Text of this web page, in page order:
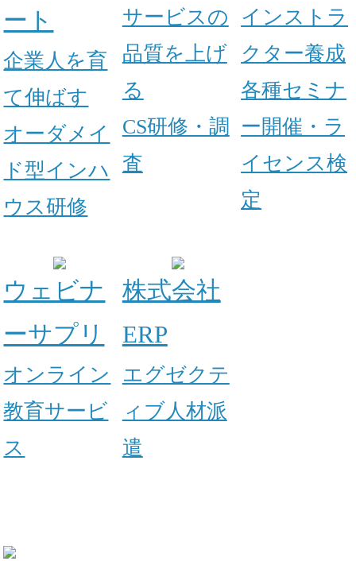
ート
企業人を育
て伸ばす
オーダメイ
ド型インハ
ウス研修
サービスの
品質を上げ
る
CS研修・調
査
インストラ
クター養成
各種セミナ
ー開催・ラ
イセンス検
定
ウェビナ
ーサプリ
オンライン
教育サービ
ス
株式会社
ERP
エグゼクテ
ィブ人材派
遣